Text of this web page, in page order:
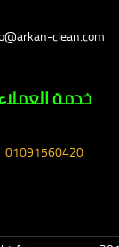
clean.com
خدمة
01091560420